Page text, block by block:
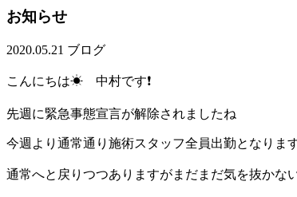
お知らせ
2020.05.21 ブログ
こんにちは☀ 中村です❗
先週に緊急事態宣言が解除されましたね
今週より通常通り施術スタッフ全員出勤となりま
通常へと戻りつつありますがまだまだ気を抜かない